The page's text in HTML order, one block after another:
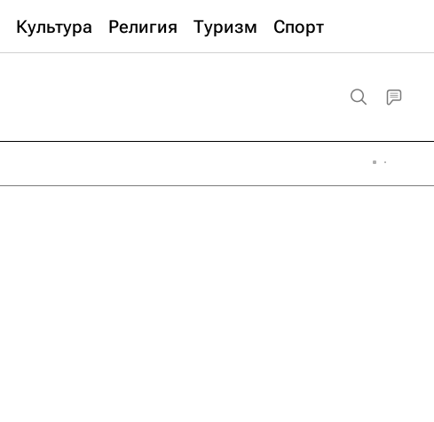
Культура Религия Туризм Спорт